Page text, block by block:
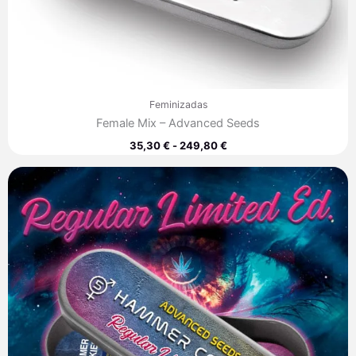
Feminizadas
Female Mix – Advanced Seeds
35,30€ - 249,80€